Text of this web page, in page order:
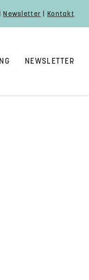
| Newsletter | Kontakt
NEWSLETTER